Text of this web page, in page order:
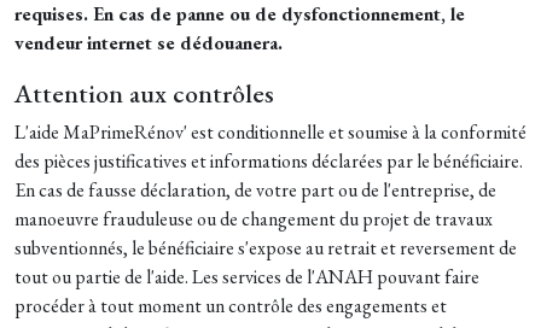
requises. En cas de panne ou de dysfonctionnement, le
vendeur internet se dédouanera.
Attention aux contrôles
L'aide MaPrimeRénov' est conditionnelle et soumise à la conformité
des pièces justificatives et informations déclarées par le bénéficiaire.
En cas de fausse déclaration, de votre part ou de l'entreprise, de
manoeuvre frauduleuse ou de changement du projet de travaux
subventionnés, le bénéficiaire s'expose au retrait et reversement de
tout ou partie de l'aide. Les services de l'ANAH pouvant faire
procéder à tout moment un contrôle des engagements et